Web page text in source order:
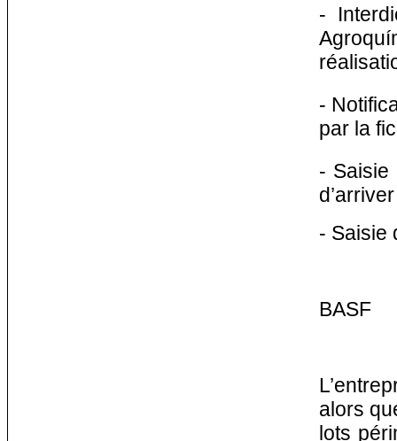
-
-
par la
- Saisie
- Saisie
BASF
alors
lots